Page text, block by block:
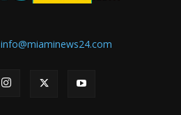
info@miaminews24.com